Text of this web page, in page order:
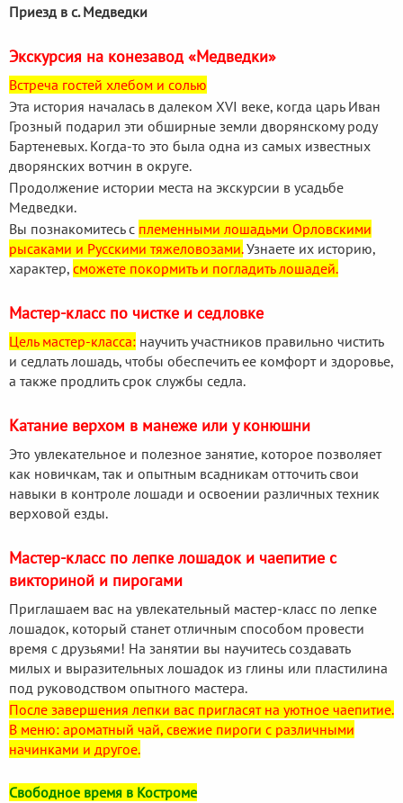
Приезд в с. Медведки
Экскурсия на конезавод «Медведки»
Встреча гостей хлебом и солью
Эта история началась в далеком ХVI веке, когда царь Иван
Грозный подарил эти обширные земли дворянскому роду
Бартеневых. Когда-то это была одна из самых известных
дворянских вотчин в округе.
Продолжение истории места на экскурсии в усадьбе
Медведки.
Вы познакомитесь с племенными лошадьми Орловскими
рысаками и Русскими тяжеловозами.Узнаете их историю,
характер, сможете покормить и погладить лошадей.
Мастер-класс по чистке и седловке
Цель мастер-класса: научить участников правильно чистить
и седлать лошадь, чтобы обеспечить ее комфорт и здоровье,
а также продлить срок службы седла.
Катание верхом в манеже или у конюшни
Это увлекательное и полезное занятие, которое позволяет
как новичкам, так и опытным всадникам отточить свои
навыки в контроле лошади и освоении различных техник
верховой езды.
Мастер-класс по лепке лошадок и чаепитие с
викториной и пирогами
Приглашаем вас на увлекательный мастер-класс по лепке
лошадок, который станет отличным способом провести
время с друзьями! На занятии вы научитесь создавать
милых и выразительных лошадок из глины или пластилина
под руководством опытного мастера.
После завершения лепки вас пригласят на уютное чаепитие.
В меню: ароматный чай, свежие пироги с различными
начинками и другое.
Свободное время в Костроме